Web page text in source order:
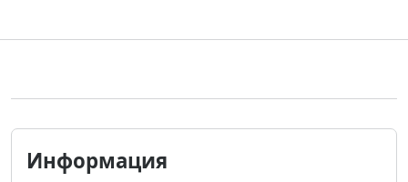
Информация